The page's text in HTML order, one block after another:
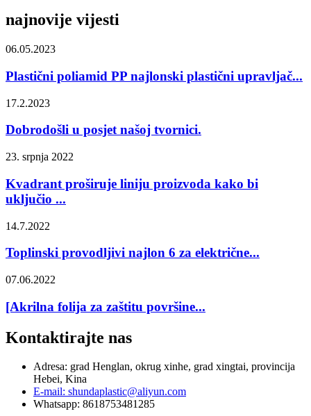
najnovije vijesti
06.05.2023
Plastični poliamid PP najlonski plastični upravljač...
17.2.2023
Dobrodošli u posjet našoj tvornici.
23. srpnja 2022
Kvadrant proširuje liniju proizvoda kako bi
uključio ...
14.7.2022
Toplinski provodljivi najlon 6 za električne...
07.06.2022
[Akrilna folija za zaštitu površine...
Kontaktirajte nas
Adresa: grad Henglan, okrug xinhe, grad xingtai, provincija
Hebei, Kina
E-mail: shundaplastic@aliyun.com
Whatsapp: 8618753481285